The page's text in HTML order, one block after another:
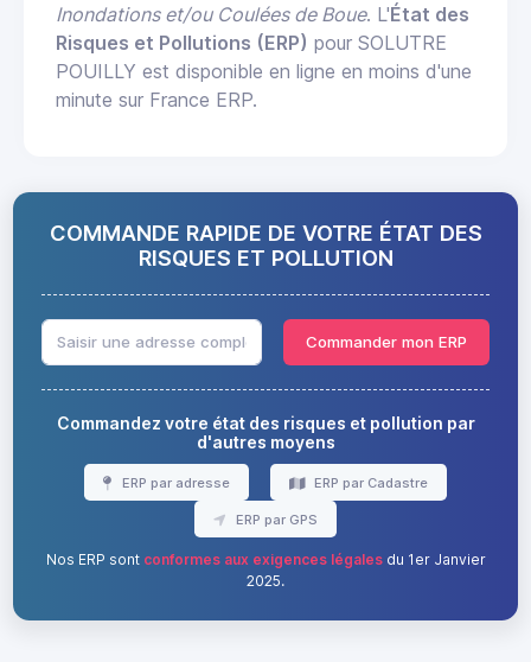
Inondations et/ou Coulées de Boue. L'État des
Risques et Pollutions (ERP) pour SOLUTRE
POUILLY est disponible en ligne en moins d'une
minute sur France ERP.
COMMANDE RAPIDE DE VOTRE ÉTAT DES
RISQUES ET POLLUTION
Commander mon ERP
Commandez votre état des risques et pollution par
d'autres moyens
ERP par adresse ERP par Cadastre
ERP par GPS
Nos ERP sont conformes aux exigences légalesdu 1er Janvier
2025.